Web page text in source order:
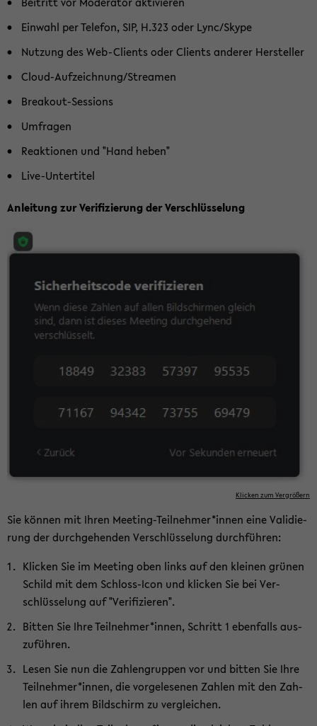
Ein­wahl per Te­le­fon, SIP, H.323 oder Lync/Skype
Nut­zung des Web-​Clients oder Cli­ents an­de­rer Her­stel­ler
Cloud-​Aufzeichnung/Strea­men
Breakout-​Sessions
Um­fra­gen
Re­ak­tio­nen und "Hand heben"
Live-​Untertitel
An­lei­tung zur Ve­ri­fi­zie­rung der Ver­schlüs­se­lung
Kli­cken zum Ver­grö­ßern
Sie kön­nen mit Ihren Meeting-​Teilnehmer*innen eine Va­li­die­
rung der durch­ge­hen­den Ver­schlüs­se­lung durch­füh­ren:
Kli­cken Sie im Mee­ting oben links auf den klei­nen grü­nen
Schild mit dem Schloss-​Icon und kli­cken Sie bei Ver­
schlüs­se­lung auf "Ve­ri­fi­zie­ren".
Bit­ten Sie Ihre Teil­neh­mer*innen, Schritt 1 eben­falls aus­
zu­füh­ren.
Lesen Sie nun die Zah­len­grup­pen vor und bit­ten Sie Ihre
Teil­neh­mer*innen, die vor­ge­le­se­nen Zah­len mit den Zah­
len auf ihrem Bild­schirm zu ver­glei­chen.